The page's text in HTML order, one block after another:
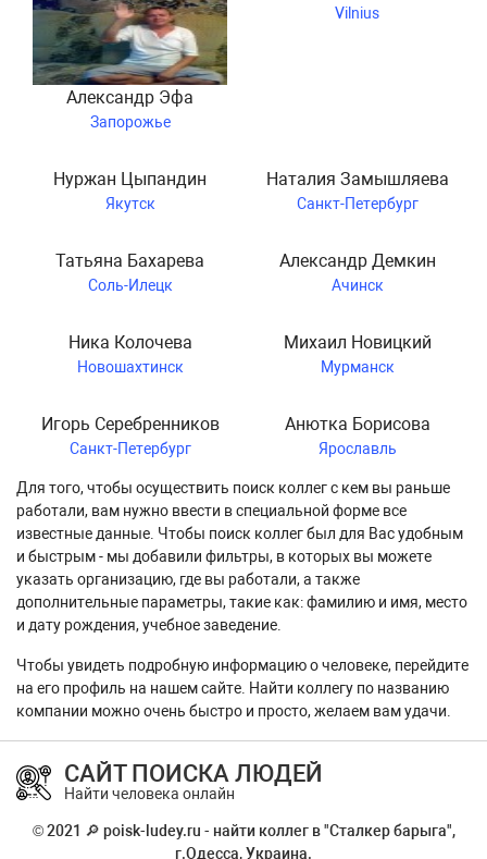
Александр Эфа
Запорожье
Vilnius
Нуржан Цыпандин
Якутск
Наталия Замышляева
Санкт-Петербург
Татьяна Бахарева
Соль-Илецк
Александр Демкин
Ачинск
Ника Колочева
Новошахтинск
Михаил Новицкий
Мурманск
Игорь Серебренников
Санкт-Петербург
Анютка Борисова
Ярославль
Для того, чтобы осуществить поиск коллег с кем вы раньше
работали, вам нужно ввести в специальной форме все
известные данные. Чтобы поиск коллег был для Вас удобным
и быстрым - мы добавили фильтры, в которых вы можете
указать организацию, где вы работали, а также
дополнительные параметры, такие как: фамилию и имя, место
и дату рождения, учебное заведение.
Чтобы увидеть подробную информацию о человеке, перейдите
на его профиль на нашем сайте. Найти коллегу по названию
компании можно очень быстро и просто, желаем вам удачи.
САЙТ ПОИСКА ЛЮДЕЙ
Найти человека онлайн
© 2021 🔎 poisk-ludey.ru - найти коллег в "Сталкер барыга",
г.Одесса, Украина.